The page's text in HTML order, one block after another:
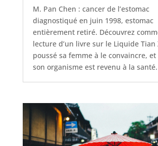
M. Pan Chen : cancer de l’estomac
diagnostiqué en juin 1998, estomac
entièrement retiré. Découvrez
lecture d’un livre sur le Liquide Tian
poussé sa femme à le convaincre,
son organisme est revenu à la santé.